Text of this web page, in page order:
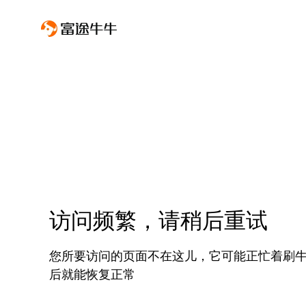
访问频繁，请稍后重试
您所要访问的页面不在这儿，它可能正忙着刷
后就能恢复正常